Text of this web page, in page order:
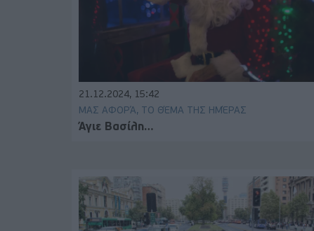
21.12.2024, 15:42
ΜΑΣ ΑΦΟΡΆ, ΤΟ ΘΈΜΑ ΤΗΣ ΗΜΈΡΑΣ
Άγιε Βασίλη…